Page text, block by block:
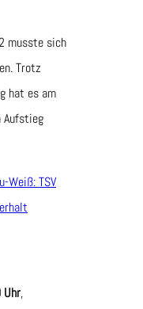
musste sich
Trotz
hat es am
Aufstieg
Weiß: TSV
Uhr,